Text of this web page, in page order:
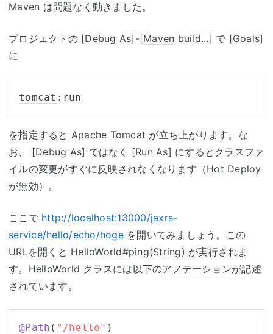
Maven は問題なく動きました。
プロジェクトの [Debug As]-[Maven build...] で [Goals]
に
tomcat
を指定すると Apache Tomcat が立ち上がります。な
お、 [Debug As] ではなく [Run As] にするとクラスファ
イルの変更がすぐに反映されなくなります（Hot Deploy
が無効）。
ここで http://localhost:13000/jaxrs-
service/hello/echo/hogeを開いてみましょう。この
URLを開くと HelloWorld#ping(String) が実行されま
す。HelloWorld クラスには以下のアノテーションが記述
されています。
@Path ( "/hello"